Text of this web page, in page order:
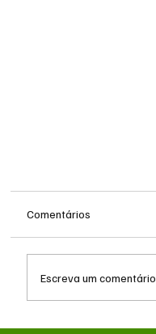
Comentários
Escreva um comentário